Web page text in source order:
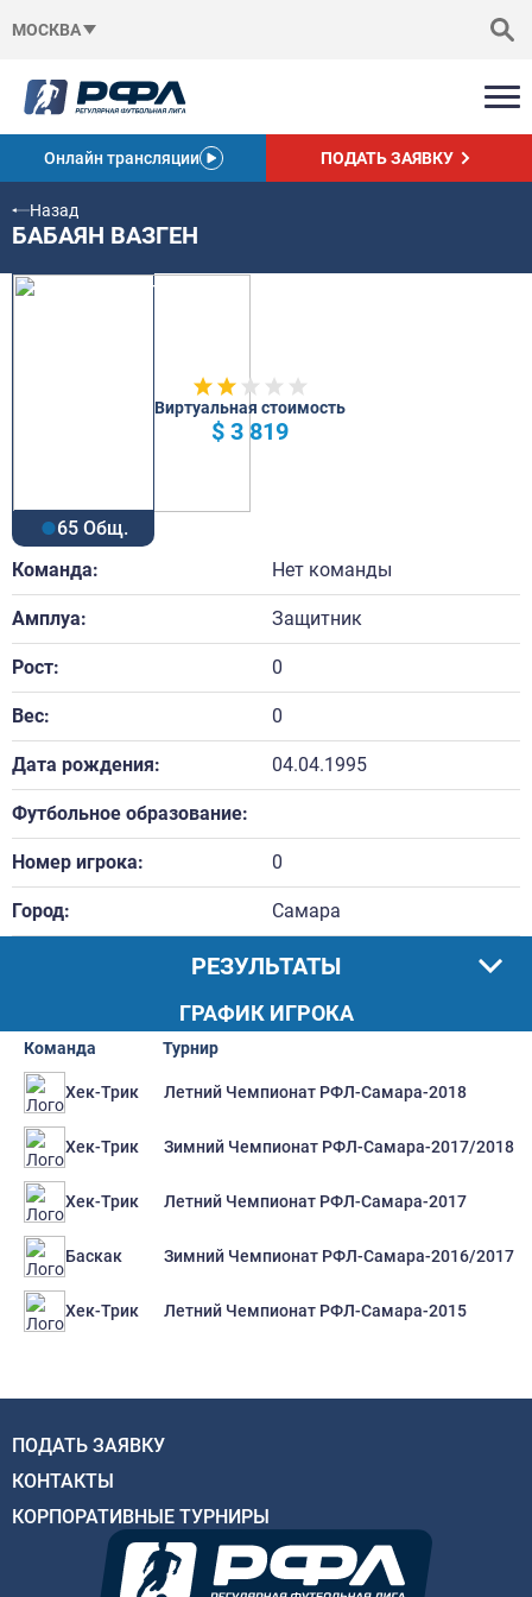
МОСКВА
Онлайн трансляции ПОДАТЬ ЗАЯВКУ
Назад
БАБАЯН ВАЗГЕН
65 Общ.
Виртуальная стоимость
$ 3 819
Команда: Нет команды
Амплуа: Защитник
Рост: 0
Вес: 0
Дата рождения: 04.04.1995
Футбольное образование:
Номер игрока: 0
Город: Самара
РЕЗУЛЬТАТЫ
ГРАФИК ИГРОКА
Команда Турнир
Хек-Трик Летний Чемпионат РФЛ-Самара-2018
Хек-Трик Зимний Чемпионат РФЛ-Самара-2017/2018
Хек-Трик Летний Чемпионат РФЛ-Самара-2017
Баскак Зимний Чемпионат РФЛ-Самара-2016/2017
Хек-Трик Летний Чемпионат РФЛ-Самара-2015
ПОДАТЬ ЗАЯВКУ
КОНТАКТЫ
КОРПОРАТИВНЫЕ ТУРНИРЫ